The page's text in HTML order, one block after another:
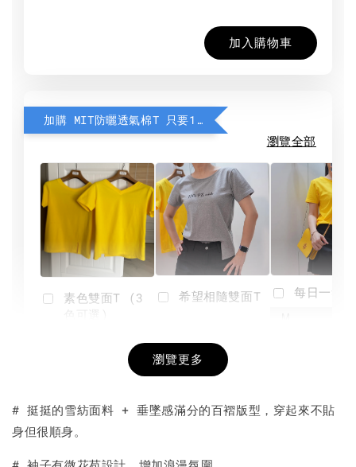
加入購物車
加購 MIT防曬透氣棉T 只要190元
瀏覽全部
素色雙面T (3
+
希望相隨雙面T
NT$ 190
-
每日一笑
瀏覽更多
# 挺挺的雪紡面料 + 垂墜感滿分的百褶版型，穿起來不貼
身但很順身。